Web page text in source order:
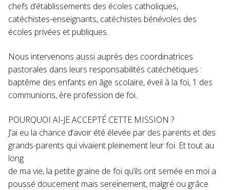
chefs d’établissements des écoles catholiques,
catéchistes-enseignants, catéchistes bénévoles des
écoles privées et publiques.
Nous intervenons aussi auprès des coordinatrices
pastorales dans leurs responsabilités catéchétiques :
baptême des enfants en âge scolaire, éveil à la foi, 1 des
communions, ère profession de foi.
POURQUOI AI-JE ACCEPTÉ CETTE MISSION ?
J’ai eu la chance d’avoir été élevée par des parents et des
grands-parents qui vivaient pleinement leur foi. Et tout au
long
de ma vie, la petite graine de foi qu’ils ont semée en moi a
poussé doucement mais sereinement, malgré ou grâce